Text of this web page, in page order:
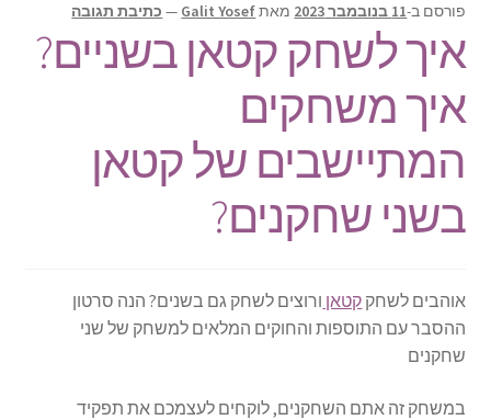
פורסם ב-11 בנובמבר 2023 מאתGalit Yosef
— כתיבת תגובה
איך לשחק קטאן בשניים?
איך משחקים
המתיישבים של קטאן
בשני שחקנים?
אוהבים לשחק קטאן ורוצים לשחק גם בשנים? הנה סרטון
ההסבר עם התוספות והחוקים המלאים למשחק של שני
שחקנים
במשחק זה אתם השחקנים, לוקחים לעצמכם את תפקיד